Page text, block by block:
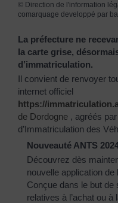
© Direction de l'information
comarquage developpé par
La préfecture ne
la carte grise,
d’immatriculation.
Il convient de renvoyer
internet officiel
https://
de Dordogne , agréés
d’Immatriculation des
Nouveauté ANTS
Découvrez dès
nouvelle application de
Conçue dans le but
relatives à l’achat ou à